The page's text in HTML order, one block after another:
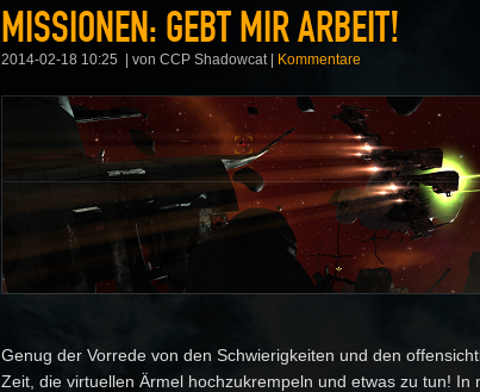
MISSIONEN: GEBT MIR ARBEIT!
2014-02-18 10:25 von CCP Shadowcat| Kommentare
Genug der Vorrede von den Schwierigkeiten und den
Zeit, die virtuellen Ärmel hochzukrempeln und etwas zu tun! In